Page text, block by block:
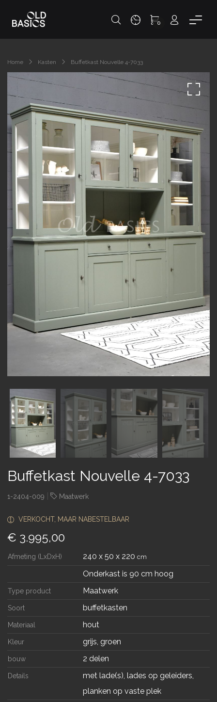
0
Home Kasten Buffetkast Nouvelle 4-7033
Buffetkast Nouvelle 4-7033
1-2404-009 Maatwerk
VERKOCHT, MAAR NABESTELBAAR
€ 3.995,00
Afmeting (LxDxH) 240 x 50 x 220 cm
Onderkast is 90 cm hoog
Type product Maatwerk
Soort buffetkasten
Materiaal hout
Kleur grijs, groen
bouw 2 delen
Details
met lade(s), lades op geleiders,
planken op vaste plek